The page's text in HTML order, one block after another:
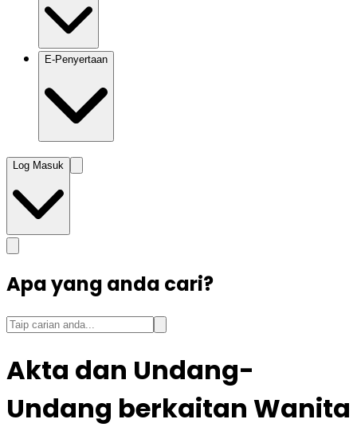
E-Penyertaan
Log Masuk
Apa yang anda cari?
Akta dan Undang-
Undang berkaitan Wanita